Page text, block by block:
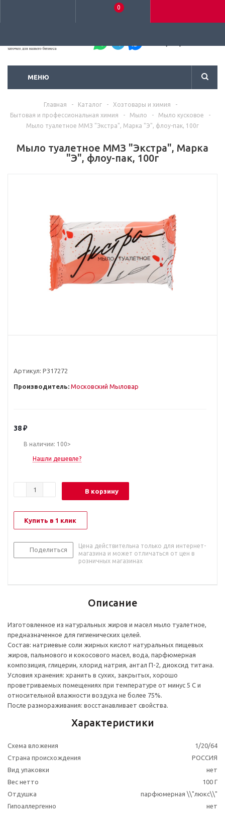
0
МЕНЮ
Главная - Каталог - Хозтовары и химия
-
Бытовая и профессиональная химия
- Мыло - Мыло кусковое
-
Мыло туалетное ММЗ "Экстра", Марка "Э", флоу-пак, 100г
Мыло туалетное ММЗ "Экстра", Марка
"Э", флоу-пак, 100г
Артикул: Р317272
Производитель: Московский Мыловар
38₽
В наличии: 100>
Нашли дешевле?
В корзину
Купить в 1 клик
Поделиться
Цена действительна только для интернет-
магазина и может отличаться от цен в
розничных магазинах
Описание
Изготовленное из натуральных жиров и масел мыло туалетное,
предназначенное для гигиенических целей.
Состав: натриевые соли жирных кислот натуральных пищевых
жиров, пальмового и кокосового масел, вода, парфюмерная
композиция, глицерин, хлорид натрия, антал П-2, диоксид титана.
Условия хранения: хранить в сухих, закрытых, хорошо
проветриваемых помещениях при температуре от минус 5 С и
относительной влажности воздуха не более 75%.
После размораживания: восстанавливает свойства.
Характеристики
Схема вложения
1/20/64
Страна происхождения
РОССИЯ
Вид упаковки
нет
Вес нетто
100 Г
Отдушка
парфюмерная \\"люкс\\"
Гипоаллергенно
нет